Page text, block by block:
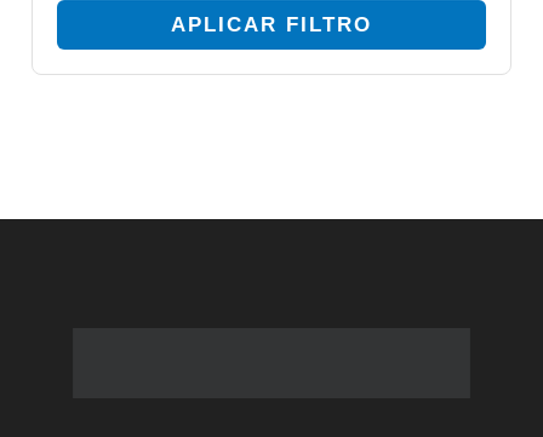
APLICAR FILTRO